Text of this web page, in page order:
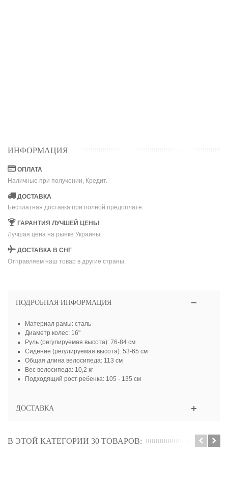
ИНФОРМАЦИЯ
ОПЛАТА
Наличные при получении, Кредит.
ДОСТАВКА
Бесплатная доставка при полной предоплате.
ГАРАНТИЯ ЛУЧШЕЙ ЦЕНЫ
Лучшая цена на рынке Украины.
ДОСТАВКА В СНГ
Отправляем наш товар в другие страны.
ПОДРОБНАЯ ИНФОРМАЦИЯ
Материал рамы: сталь
Диаметр колес: 16"
Руль (регулируемая высота): 76-84 см
Сидение (регулируемая высота): 53-65 см
Общая длина велосипеда: 113 см
Вес велосипеда: 10,2 кг
Подходящий рост ребенка: 105 - 135 см
ДОСТАВКА
В ЭТОЙ КАТЕГОРИИ 30 ТОВАРОВ: